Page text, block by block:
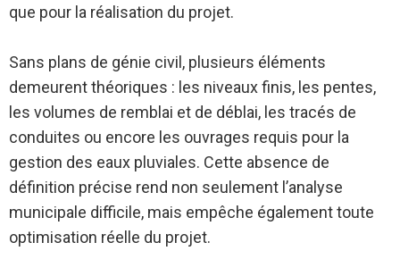
que pour la réalisation du projet.
Sans plans de génie civil, plusieurs éléments
demeurent théoriques : les niveaux finis, les pentes,
les volumes de remblai et de déblai, les tracés de
conduites ou encore les ouvrages requis pour la
gestion des eaux pluviales. Cette absence de
définition précise rend non seulement l’analyse
municipale difficile, mais empêche également toute
optimisation réelle du projet.